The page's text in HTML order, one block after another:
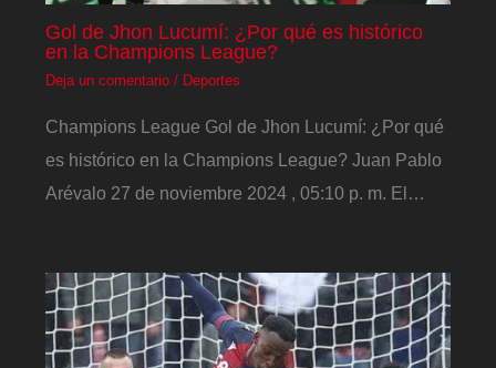
Gol de Jhon Lucumí: ¿Por qué es histórico
en la Champions League?
Deja un comentario / Deportes
Champions League Gol de Jhon Lucumí: ¿Por qué
es histórico en la Champions League? Juan Pablo
Arévalo 27 de noviembre 2024 , 05:10 p. m. El…